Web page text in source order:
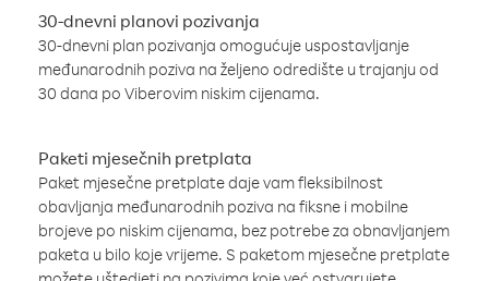
30-dnevni planovi pozivanja
30-dnevni plan pozivanja omogućuje uspostavljanje
međunarodnih poziva na željeno odredište u trajanju od
30 dana po Viberovim niskim cijenama.
Paketi mjesečnih pretplata
Paket mjesečne pretplate daje vam fleksibilnost
obavljanja međunarodnih poziva na fiksne i mobilne
brojeve po niskim cijenama, bez potrebe za obnavljanjem
paketa u bilo koje vrijeme. S paketom mjesečne pretplate